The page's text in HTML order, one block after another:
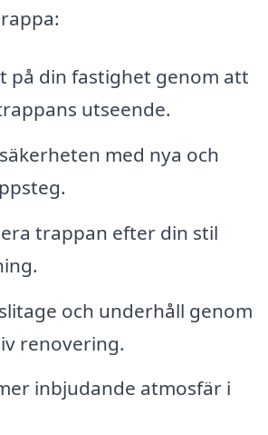
på din fastighet genom att
utseende.
med nya och
trappan efter din stil
och underhåll genom
renovering.
inbjudande atmosfär i